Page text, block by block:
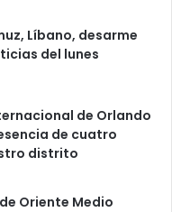
Líbano, desarme
del lunes
de Orlando
de cuatro
distrito
Oriente Medio